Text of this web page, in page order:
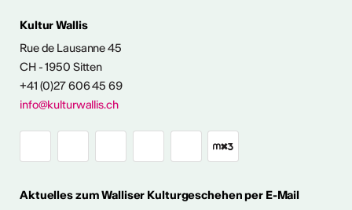
Ausstellungen
Himmel im Wallis
Kunst im Freien so richtig
Kultur Wallis
Rue de Lausanne 45
CH - 1950 Sitten
+41 (0)27 606 45 69
info@kulturwallis.ch
Aktuelles zum Walliser Kulturgeschehen per E-Mail